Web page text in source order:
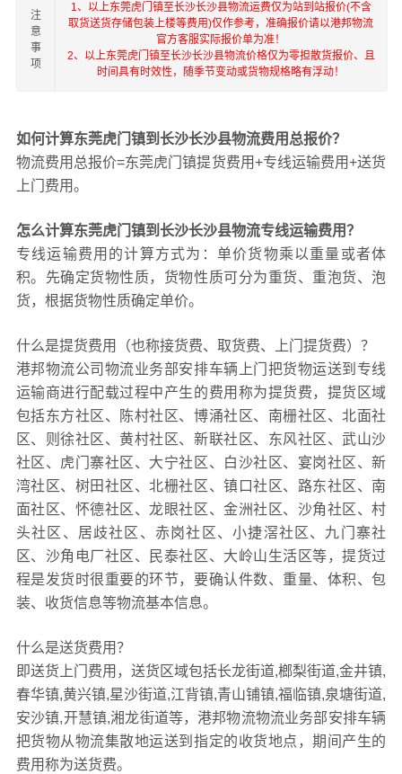
注
意
事
项
1、以上东莞虎门镇至长沙长沙县物流运费仅为站到站报价(不含
取货送货存储包装上楼等费用)仅作参考，准确报价请以港邦物流
官方客服实际报价单为准！
2、以上东莞虎门镇至长沙长沙县物流价格仅为零担散货报价、且
时间具有时效性，随季节变动或货物规格略有浮动！
如何计算东莞虎门镇到长沙长沙县物流费用总报价？
物流费用总报价=东莞虎门镇提货费用+专线运输费用+送货
上门费用。
怎么计算东莞虎门镇到长沙长沙县物流专线运输费用？
专线运输费用的计算方式为：单价货物乘以重量或者体
积。先确定货物性质，货物性质可分为重货、重泡货、泡
货，根据货物性质确定单价。
什么是提货费用（也称接货费、取货费、上门提货费）？
港邦物流公司物流业务部安排车辆上门把货物运送到专线
运输商进行配载过程中产生的费用称为提货费，提货区域
包括东方社区、陈村社区、博涌社区、南栅社区、北面社
区、则徐社区、黄村社区、新联社区、东风社区、武山沙
社区、虎门寨社区、大宁社区、白沙社区、宴岗社区、新
湾社区、树田社区、北栅社区、镇口社区、路东社区、南
面社区、怀德社区、龙眼社区、金洲社区、沙角社区、村
头社区、居歧社区、赤岗社区、小捷滘社区、九门寨社
区、沙角电厂社区、民泰社区、大岭山生活区等，提货过
程是发货时很重要的环节，要确认件数、重量、体积、包
装、收货信息等物流基本信息。
什么是送货费用？
即送货上门费用，送货区域包括长龙街道,榔梨街道,金井镇,
春华镇,黄兴镇,星沙街道,江背镇,青山铺镇,福临镇,泉塘街道,
安沙镇,开慧镇,湘龙街道等，港邦物流物流业务部安排车辆
把货物从物流集散地运送到指定的收货地点，期间产生的
费用称为送货费。